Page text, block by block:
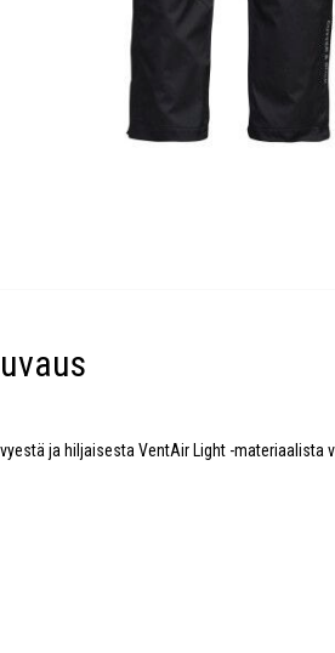
ja hiljaisesta VentAir Light -